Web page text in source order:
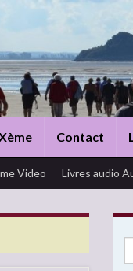
Contact
Video Livres audio